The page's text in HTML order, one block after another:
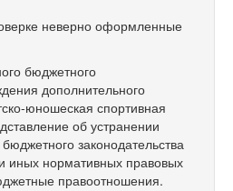
неверно оформленные
бюджетного
дополнительного
юношеская спортивная
об устранении
законодательства
иных нормативных правовых
правоотношения.